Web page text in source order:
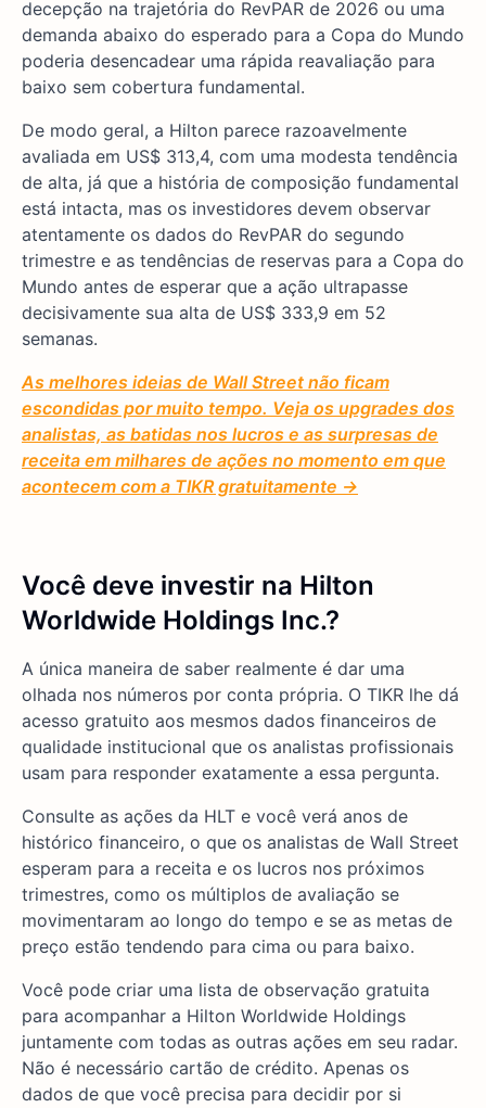
decepção na trajetória do RevPAR de 2026 ou uma
demanda abaixo do esperado para a Copa do Mundo
poderia desencadear uma rápida reavaliação para
baixo sem cobertura fundamental.
De modo geral, a Hilton parece razoavelmente
avaliada em US$ 313,4, com uma modesta tendência
de alta, já que a história de composição fundamental
está intacta, mas os investidores devem observar
atentamente os dados do RevPAR do segundo
trimestre e as tendências de reservas para a Copa do
Mundo antes de esperar que a ação ultrapasse
decisivamente sua alta de US$ 333,9 em 52
semanas.
As melhores ideias de Wall Street não ficam
escondidas por muito tempo. Veja os upgrades dos
analistas, as batidas nos lucros e as surpresas de
receita em milhares de ações no momento em que
acontecem com a TIKR gratuitamente →
Você deve investir na Hilton
Worldwide Holdings Inc.?
A única maneira de saber realmente é dar uma
olhada nos números por conta própria. O TIKR lhe dá
acesso gratuito aos mesmos dados financeiros de
qualidade institucional que os analistas profissionais
usam para responder exatamente a essa pergunta.
Consulte as ações da HLT e você verá anos de
histórico financeiro, o que os analistas de Wall Street
esperam para a receita e os lucros nos próximos
trimestres, como os múltiplos de avaliação se
movimentaram ao longo do tempo e se as metas de
preço estão tendendo para cima ou para baixo.
Você pode criar uma lista de observação gratuita
para acompanhar a Hilton Worldwide Holdings
juntamente com todas as outras ações em seu radar.
Não é necessário cartão de crédito. Apenas os
dados de que você precisa para decidir por si